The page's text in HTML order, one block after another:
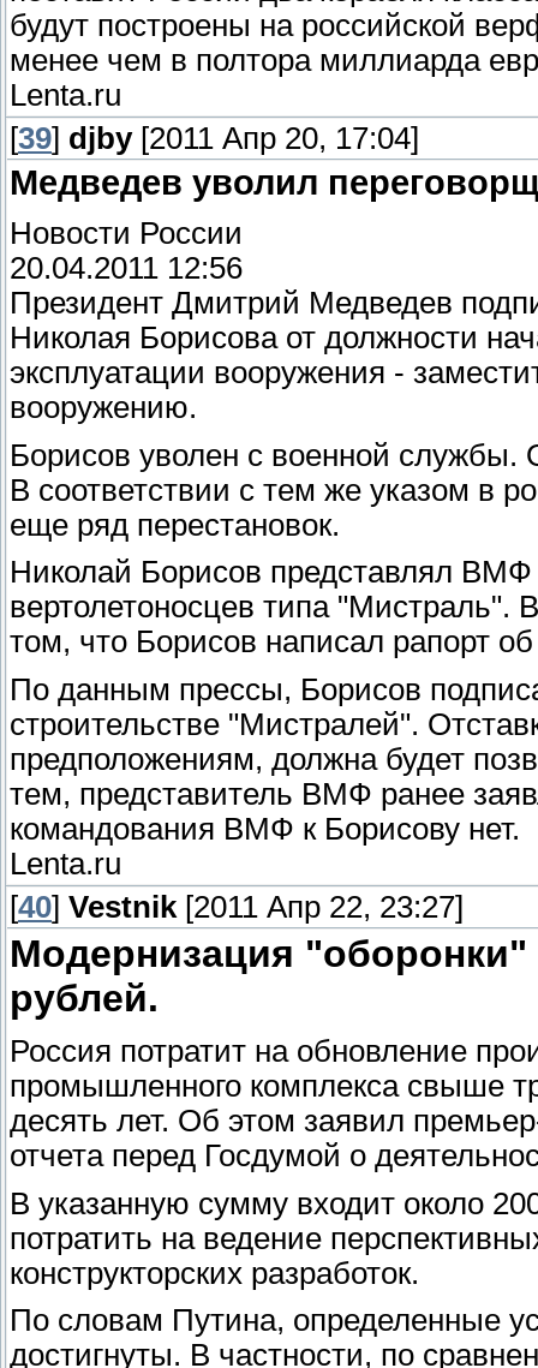
будут построены на российской
менее чем в полтора миллиарда
Lenta.ru
[39] djby[2011 Апр 20, 17:04]
Медведев уволил
Новости России
20.04.2011 12:56
Президент Дмитрий Медведев
Николая Борисова от должности
эксплуатации вооружения -
вооружению.
Борисов уволен с военной службы.
В соответствии с тем же указом в
еще ряд перестановок.
Николай Борисов представлял ВМФ
вертолетоносцев типа
том, что Борисов написал рапорт
По данным прессы, Борисов
строительстве "Мистралей".
предположениям, должна будет
тем, представитель ВМФ ранее
командования ВМФ к Борисову нет.
Lenta.ru
[40] Vestnik [2011 Апр 22, 23:27]
Модернизация
рублей.
Россия потратит на обновление
промышленного комплекса свыше
десять лет. Об этом заявил
отчета перед Госдумой о
В указанную сумму входит около
потратить на ведение
конструкторских разработок.
По словам Путина, определенные
достигнуты. В частности, по